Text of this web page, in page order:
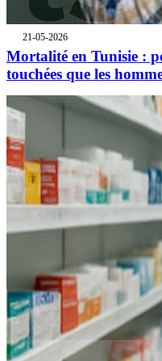
21-05-2026
Mortalité en Tunisie :
touchées que les